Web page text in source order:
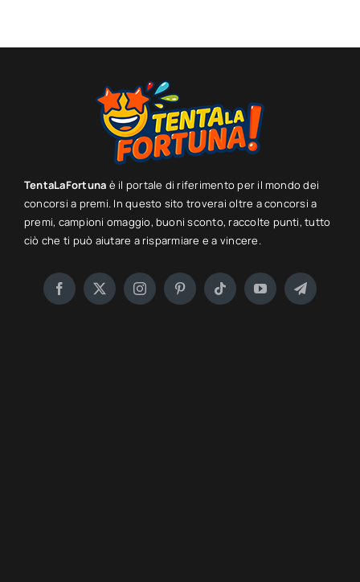
TentaLaFortuna è il portale di riferimento per il mondo dei
concorsi a premi. In questo sito troverai oltre a concorsi a
premi, campioni omaggio, buoni sconto, raccolte punti, tutto
ciò che ti può aiutare a risparmiare e a vincere.